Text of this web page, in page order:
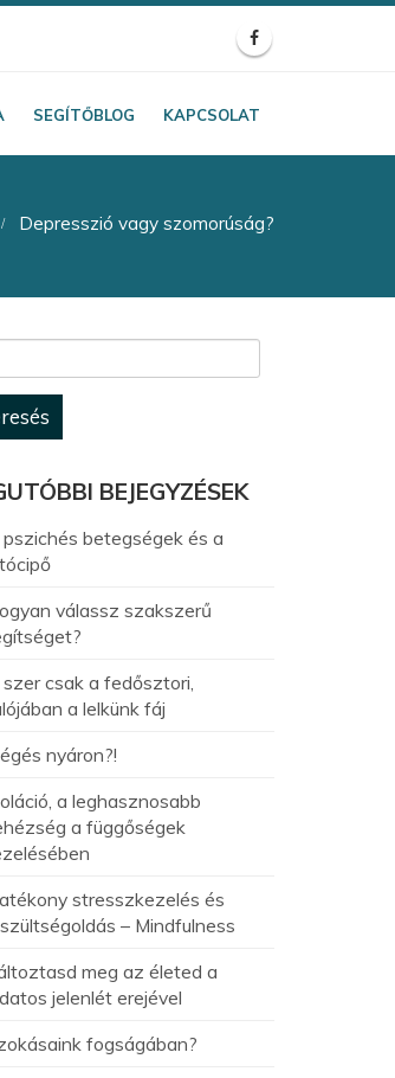
SEGÍTŐBLOG KAPCSOLAT
Depresszió vagy szomorúság?
BEJEGYZÉSEK
betegségek és a
válassz szakszerű
csak a fedősztori,
a lelkünk fáj
nyáron?!
a leghasznosabb
a függőségek
stresszkezelés és
– Mindfulness
meg az életed a
jelenlét erejével
fogságában?